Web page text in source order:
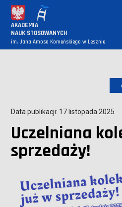
AKADEMIA
NAUK STOSOWANYCH
im. Jana Amosa Komeńskiego w Lesznie
Data publikacji: 17 listopada 2025
Uczelniana
sprzedaży!